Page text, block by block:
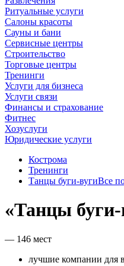
Ритуальные услуги
Салоны красоты
Сауны и бани
Сервисные центры
Строительство
Торговые центры
Тренинги
Услуги для бизнеса
Услуги связи
Финансы и страхование
Фитнес
Хозуслуги
Юридические услуги
Кострома
Тренинги
Танцы буги-вугиВсе
«Танцы
— 146 мест
лучшие компании для